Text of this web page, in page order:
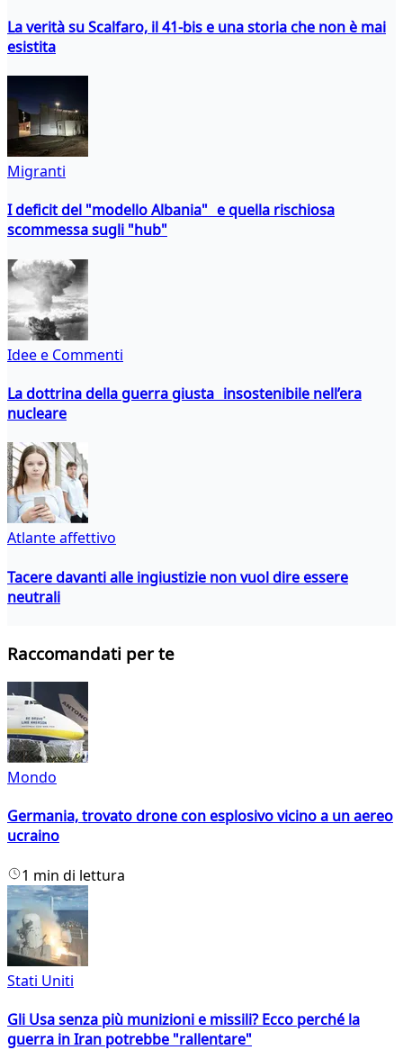
La verità su Scalfaro, il 41-bis e una storia che non è mai
esistita
Migranti
I deficit del "modello Albania" e quella rischiosa
scommessa sugli "hub"
Idee e Commenti
La dottrina della guerra giusta insostenibile nell’era
nucleare
Atlante affettivo
Tacere davanti alle ingiustizie non vuol dire essere
neutrali
Raccomandati per te
Mondo
Germania, trovato drone con esplosivo vicino a un aereo
ucraino
1 min di lettura
Stati Uniti
Gli Usa senza più munizioni e missili? Ecco perché la
guerra in Iran potrebbe "rallentare"